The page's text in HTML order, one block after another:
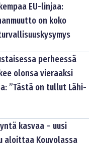
EU-linjaa:
on koko
perheessä
olonsa vieraaksi
”Tästä on tullut Lähi-
kasvaa – uusi
aloittaa Kouvolassa